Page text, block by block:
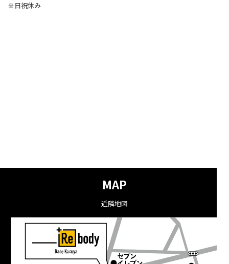
※日祝休み
MAP
近隣地図